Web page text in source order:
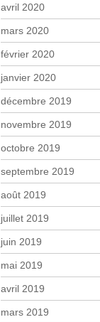
avril 2020
mars 2020
février 2020
janvier 2020
décembre 2019
novembre 2019
octobre 2019
septembre 2019
août 2019
juillet 2019
juin 2019
mai 2019
avril 2019
mars 2019